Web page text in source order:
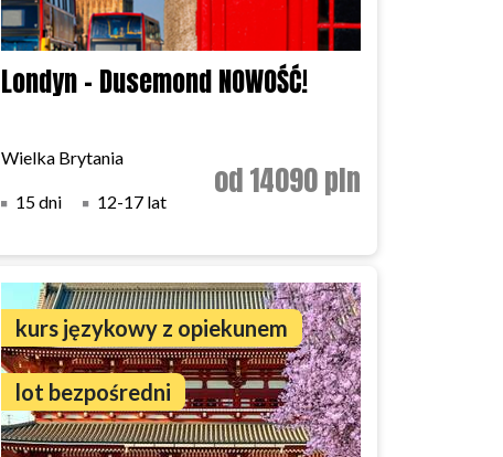
Londyn - Dusemond NOWOŚĆ!
Wielka Brytania
15 dni 12-17 lat od 14090 pln
kurs językowy z opiekunem
lot bezpośredni